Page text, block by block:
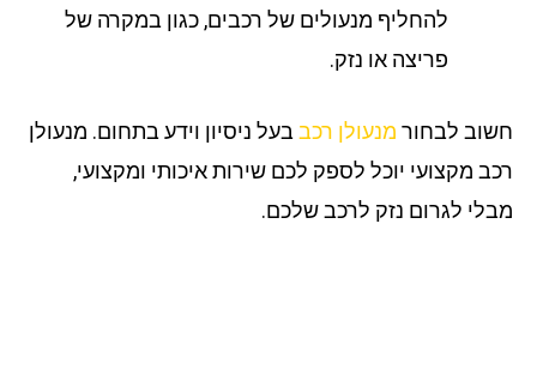
להחליף מנעולים של רכבים, כגון במקרה של
פריצה או נזק.
לבחורמנעולן רכבבעל ניסיון וידע בתחום. מנעולן
מקצועי יוכל לספק לכם שירות איכותי ומקצועי,
לגרום נזק לרכב שלכם.